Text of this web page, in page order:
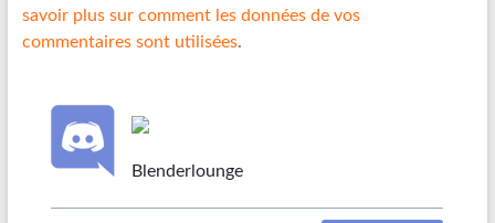
savoir plus sur comment les données de vos
commentaires sont utilisées.
Blenderlounge